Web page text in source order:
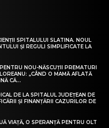
SPITALULUI SLATINA. NOUL
ȘI REGULI SIMPLIFICATE LA
NOU-NĂSCUȚII PREMATURI
„CÂND O MAMĂ AFLATĂ
CĂ...
DE LA SPITALUL JUDEȚEAN DE
ȘI FINANȚĂRII CAZURILOR DE
VIAȚĂ, O SPERANȚĂ PENTRU OLT